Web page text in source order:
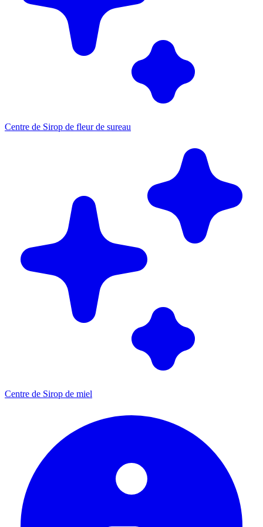
Centre de Sirop de fleur de sureau
Centre de Sirop de miel